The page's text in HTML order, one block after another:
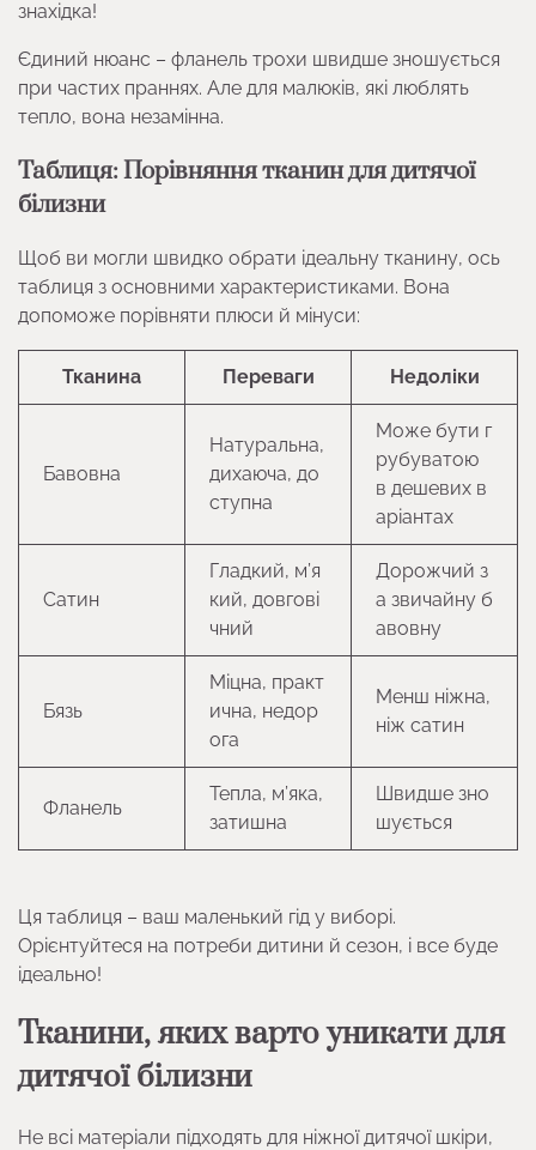
знахідка!
Єдиний нюанс – фланель трохи швидше зношується
при частих праннях. Але для малюків, які люблять
тепло, вона незамінна.
Таблиця: Порівняння тканин для дитячої
білизни
Щоб ви могли швидко обрати ідеальну тканину, ось
таблиця з основними характеристиками. Вона
допоможе порівняти плюси й мінуси:
Тканина Переваги Недоліки
Бавовна
Натуральна,
дихаюча, до
ступна
Може бути г
рубуватою
в дешевих в
аріантах
Сатин
Гладкий, м’я
кий, довгові
чний
Дорожчий з
а звичайну б
авовну
Бязь
Міцна, практ
ична, недор
ога
Менш ніжна,
ніж сатин
Фланель
Тепла, м’яка,
затишна
Швидше зно
шується
Ця таблиця – ваш маленький гід у виборі.
Орієнтуйтеся на потреби дитини й сезон, і все буде
ідеально!
Тканини, яких варто уникати для
дитячої білизни
Не всі матеріали підходять для ніжної дитячої шкіри,